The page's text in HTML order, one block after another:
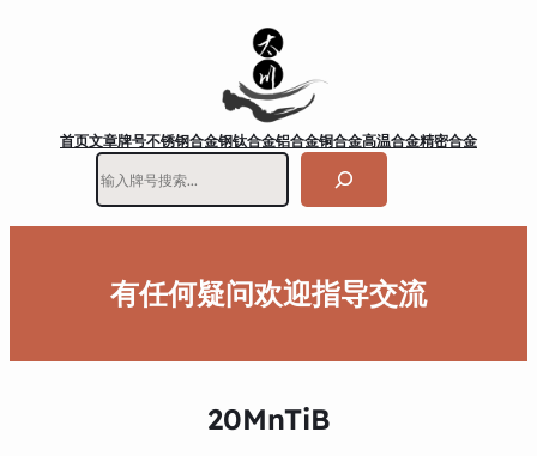
首页文章牌号不锈钢合金钢钛合金铝合金铜合金高温合金精密合金
有任何疑问欢迎指导交流
20MnTiB